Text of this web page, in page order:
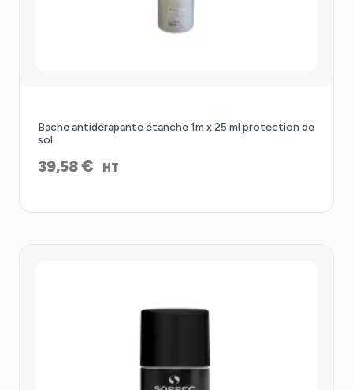
Bache antidérapante étanche 1m x 25 ml protection de
sol
39,58€ HT